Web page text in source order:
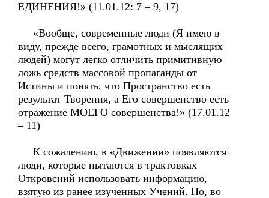
ЕДИНЕНИЯ!» (11.01.12: 7 – 9, 17)
«Вообще, современные люди (Я имею в
виду, прежде всего, грамотных и мыслящих
людей) могут легко отличить примитивную
ложь средств массовой пропаганды от
Истины и понять, что Пространство есть
результат Творения, а Его совершенство есть
отражение МОЕГО совершенства!» (17.01.12
– 11)
К сожалению, в «Движении» появляются
люди, которые пытаются в трактовках
Откровений использовать информацию,
взятую из ранее изученных Учений. Но, во